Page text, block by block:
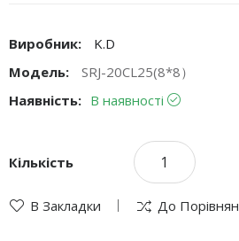
Виробник:
K.D
Модель:
SRJ-20CL25(8*8）
Наявність: В наявності
Кількість
В Закладки До